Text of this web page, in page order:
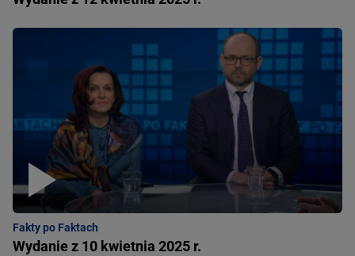
Fakty po Faktach
Wydanie z 10 kwietnia 2025 r.